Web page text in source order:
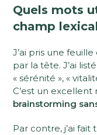
Quels mots
champ
J’ai pris une
par la tête. J’ai
« sérénité », «
C’est un excellent
brainstorming
Par contre, j’ai